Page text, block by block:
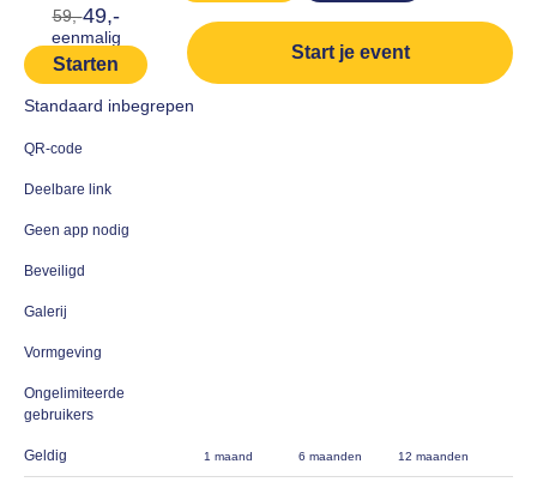
59,-49,-
eenmalig
Starten
Start je event
Standaard inbegrepen
QR-code
Deelbare link
Geen app nodig
Beveiligd
Galerij
Vormgeving
Ongelimiteerde
gebruikers
Geldig 1 maand 6 maanden 12 maanden